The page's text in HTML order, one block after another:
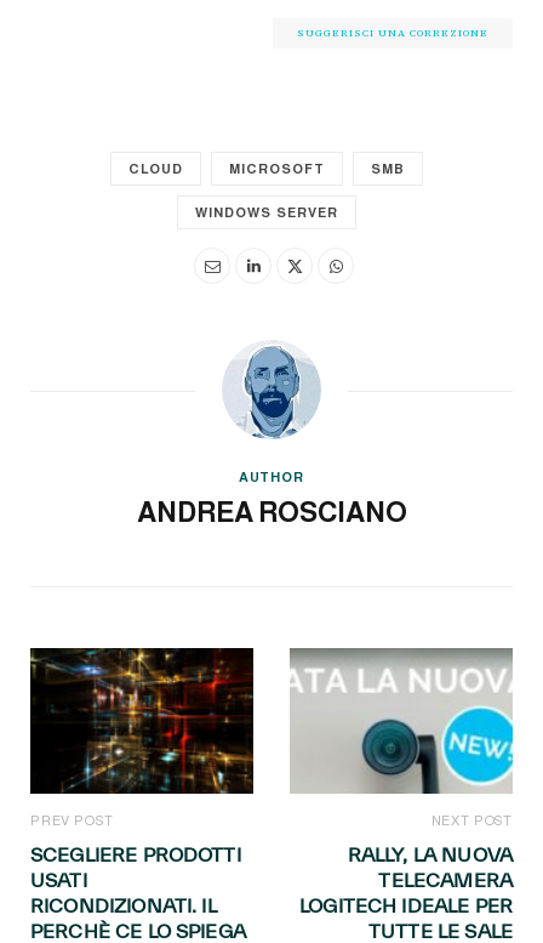
SUGGERISCI UNA CORREZIONE
CLOUD MICROSOFT SMB
WINDOWS SERVER
AUTHOR
ANDREA ROSCIANO
PREV POST
SCEGLIERE PRODOTTI
USATI
RICONDIZIONATI. IL
PERCHÈ CE LO SPIEGA
NEXT POST
RALLY, LA NUOVA
TELECAMERA
LOGITECH IDEALE PER
TUTTE LE SALE